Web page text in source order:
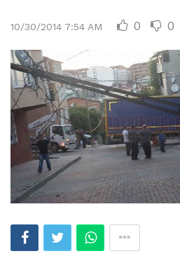
10/30/2014 7:54 AM 0 0